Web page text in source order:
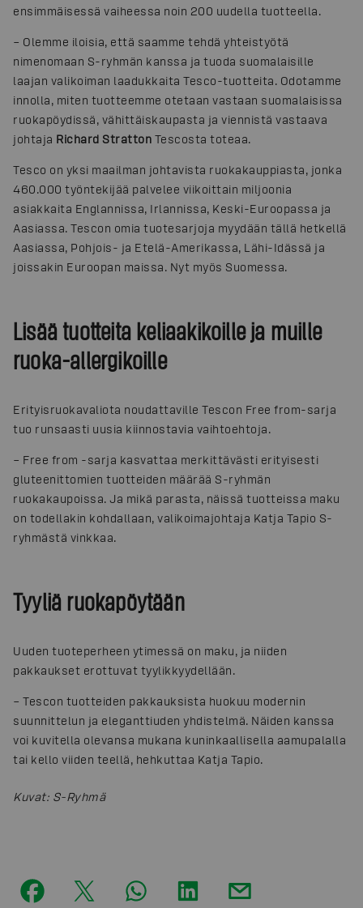
ensimmäisessä vaiheessa noin 200 uudella tuotteella.
– Olemme iloisia, että saamme tehdä yhteistyötä
nimenomaan S-ryhmän kanssa ja tuoda suomalaisille
laajan valikoiman laadukkaita Tesco-tuotteita. Odotamme
innolla, miten tuotteemme otetaan vastaan suomalaisissa
ruokapöydissä, vähittäiskaupasta ja viennistä vastaava
johtaja Richard Stratton Tescosta toteaa.
Tesco on yksi maailman johtavista ruokakauppiasta, jonka
460.000 työntekijää palvelee viikoittain miljoonia
asiakkaita Englannissa, Irlannissa, Keski-Euroopassa ja
Aasiassa. Tescon omia tuotesarjoja myydään tällä hetkellä
Aasiassa, Pohjois- ja Etelä-Amerikassa, Lähi-Idässä ja
joissakin Euroopan maissa. Nyt myös Suomessa.
Lisää tuotteita keliaakikoille ja muille
ruoka-allergikoille
Erityisruokavaliota noudattaville Tescon Free from-sarja
tuo runsaasti uusia kiinnostavia vaihtoehtoja.
– Free from -sarja kasvattaa merkittävästi erityisesti
gluteenittomien tuotteiden määrää S-ryhmän
ruokakaupoissa. Ja mikä parasta, näissä tuotteissa maku
on todellakin kohdallaan, valikoimajohtaja Katja Tapio S-
ryhmästä vinkkaa.
Tyyliä ruokapöytään
Uuden tuoteperheen ytimessä on maku, ja niiden
pakkaukset erottuvat tyylikkyydellään.
– Tescon tuotteiden pakkauksista huokuu modernin
suunnittelun ja eleganttiuden yhdistelmä. Näiden kanssa
voi kuvitella olevansa mukana kuninkaallisella aamupalalla
tai kello viiden teellä, hehkuttaa Katja Tapio.
Kuvat: S-Ryhmä